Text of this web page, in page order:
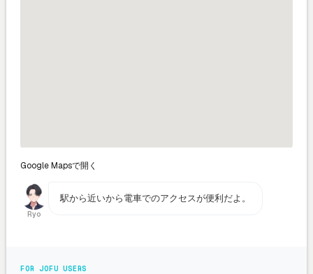
Google Mapsで開く
Ryo
駅から近いから電車でのアクセスが便利だよ。
FOR JOFU USERS